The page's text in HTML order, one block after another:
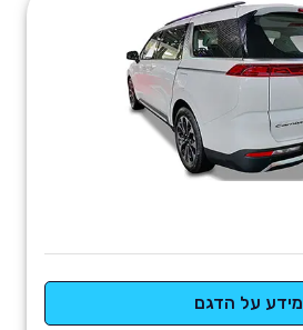
מידע על הדגם